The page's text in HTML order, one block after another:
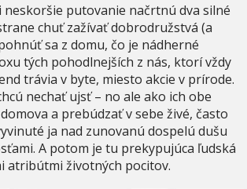
neskoršie putovanie načrtnú dva silné
chuť zažívať dobrodružstvá (a
sa z domu, čo je nádherné
tých pohodlnejších z nás, ktorí vždy
trávia v byte, miesto akcie v prírode.
nechať ujsť – no ale ako ich obe
a prebúdzať v sebe živé, často
ja nad zunovanú dospelú dušu
A potom je tu prekypujúca ľudská
atribútmi životných pocitov.